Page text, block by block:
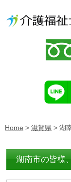
Home > 滋賀県 > 湖
湖南市の皆様